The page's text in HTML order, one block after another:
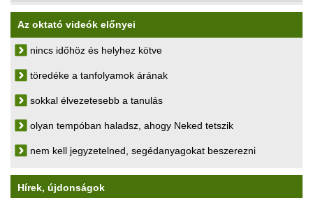
Az oktató videók előnyei
nincs időhöz és helyhez kötve
töredéke a tanfolyamok árának
sokkal élvezetesebb a tanulás
olyan tempóban haladsz, ahogy Neked tetszik
nem kell jegyzetelned, segédanyagokat beszerezni
Hírek, újdonságok